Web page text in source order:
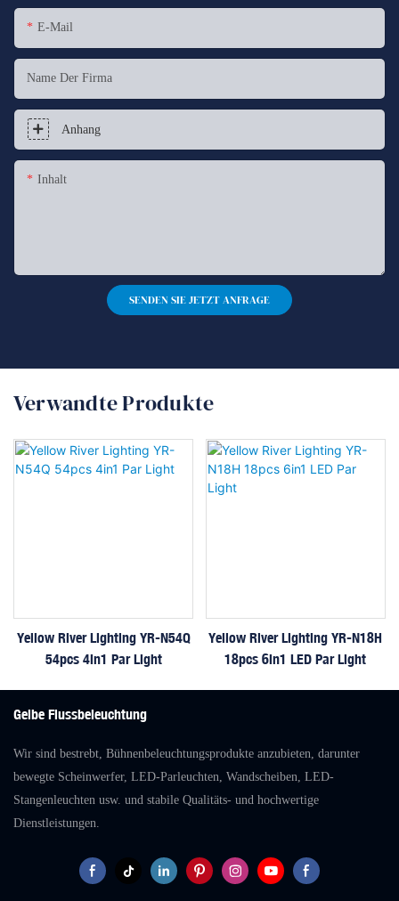
E-Mail
Name Der Firma
Anhang
Inhalt
SENDEN SIE JETZT ANFRAGE
Verwandte Produkte
Yellow River Lighting YR-N54Q
54pcs 4in1 Par Light
Yellow River Lighting YR-N18H
18pcs 6in1 LED Par Light
Gelbe Flussbeleuchtung
Wir sind bestrebt, Bühnenbeleuchtungsprodukte anzubieten, darunter
bewegte Scheinwerfer, LED-Parleuchten, Wandscheiben, LED-
Stangenleuchten usw. und stabile Qualitäts- und hochwertige
Dienstleistungen.